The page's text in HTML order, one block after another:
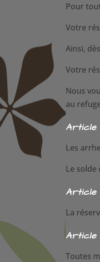
Pour
Votre
Ainsi,
Votre
Nous
au
Article
Les
Le solde
Article
La
Article
Toutes